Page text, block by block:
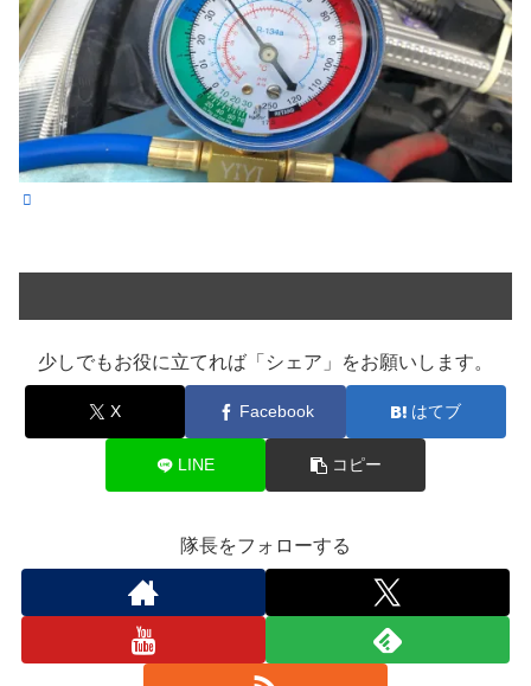
少しでもお役に立てれば「シェア」をお願いします。
X Facebook はてブ
LINE コピー
隊長をフォローする